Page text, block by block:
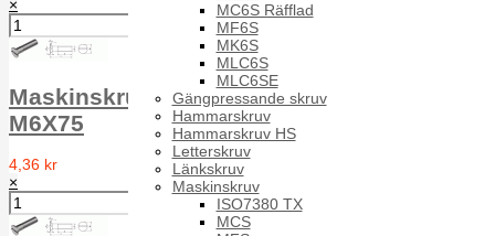
MC6S Räfflad
MF6S
MK6S
MLC6S
MLC6SE
Gängpressande skruv
Hammarskruv
Hammarskruv HS
Letterskruv
Länkskruv
Maskinskruv
ISO7380 TX
MCS
×
Maskinskruv försänkt MFS DIN 963 A2
M6X75
4,36 kr
×